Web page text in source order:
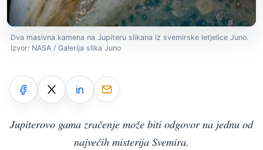
Dva masivna kamena na Jupiteru slikana iz svemirske letjelice Juno.
Izvor: NASA / Galerija slika Juno
Jupiterovo gama zračenje može biti odgovor na jednu od
najvećih misterija Svemira.